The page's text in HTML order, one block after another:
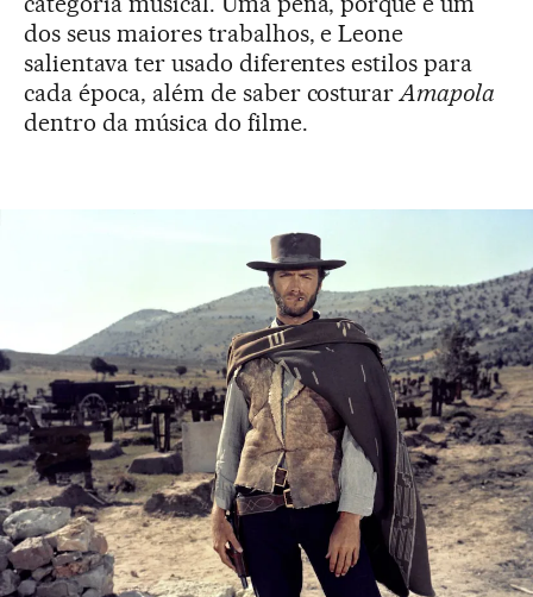
dos seus maiores trabalhos, e Leone
salientava ter usado diferentes estilos para
cada época, além de saber costurarAmapola
dentro da música do filme.